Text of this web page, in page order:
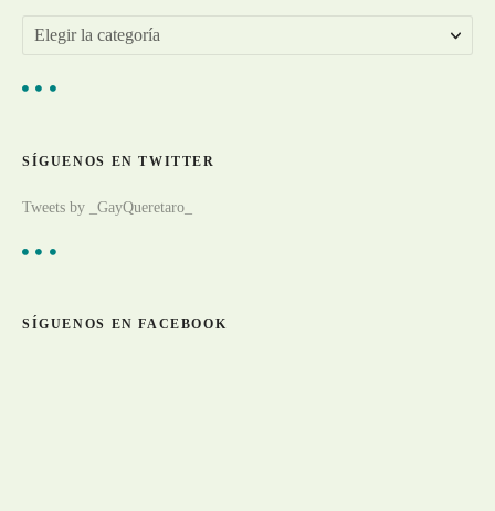
d
E
e
a
c
SÍGUENOS EN TWITTER
Tweets by _GayQueretaro_
SÍGUENOS EN FACEBOOK